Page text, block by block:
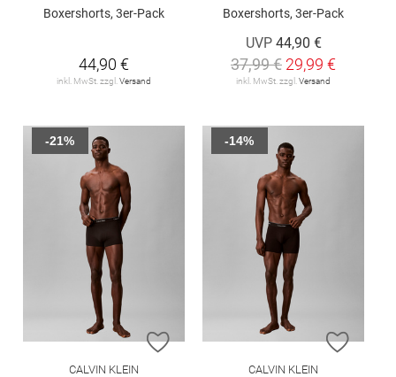
Boxershorts, 3er-Pack
44,90 €
inkl. MwSt. zzgl. Versand
Boxershorts, 3er-Pack
UVP 44,90 €
37,99 € 29,99 €
inkl. MwSt. zzgl. Versand
ZUR WUNSCHLISTE HINZUFÜGEN
CALVIN KLEIN
-21%
ZUR
CALVIN KLEIN
-14%